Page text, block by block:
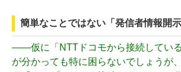
簡単なことではない「発信者情報開示
――仮に「NTTドコモから接続してい
が分かっても特に困らないでしょうが